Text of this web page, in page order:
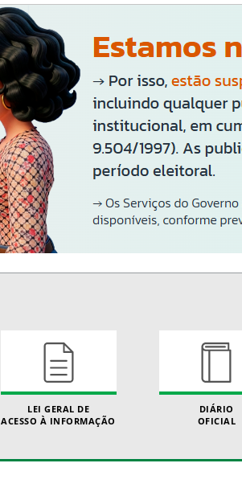
LEI GERAL DE
ACESSO À INFORMAÇÃO
DIÁRIO
OFICIAL